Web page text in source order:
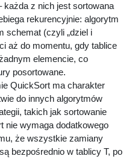
każda z nich jest sortowana
rekurencyjnie: algorytm
schemat (czyli „dziel i
aż do momentu, gdy tablice
elemencie, co
posortowane.
QuickSort ma charakter
do innych algorytmów
takich jak sortowanie
nie wymaga dodatkowego
że wszystkie zamiany
bezpośrednio w tablicy T, po